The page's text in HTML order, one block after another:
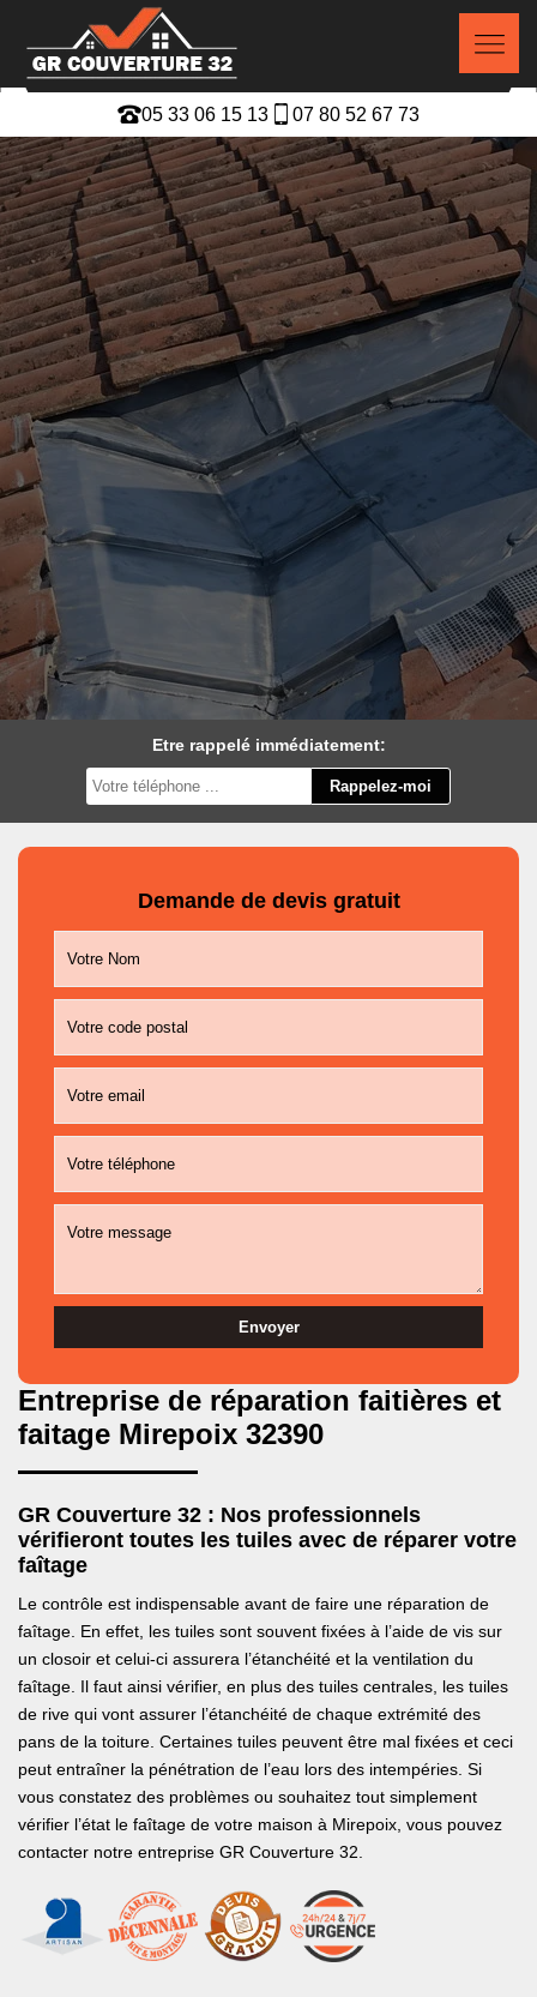
05 33 06 15 13 07 80 52 67 73
Etre rappelé immédiatement:
Entreprise de réparation faitières et
faitage Mirepoix 32390
GR Couverture 32 : Nos professionnels
vérifieront toutes les tuiles avec de réparer votre
faîtage
Le contrôle est indispensable avant de faire une réparation de
faîtage. En effet, les tuiles sont souvent fixées à l’aide de vis sur
un closoir et celui-ci assurera l’étanchéité et la ventilation du
faîtage. Il faut ainsi vérifier, en plus des tuiles centrales, les tuiles
de rive qui vont assurer l’étanchéité de chaque extrémité des
pans de la toiture. Certaines tuiles peuvent être mal fixées et ceci
peut entraîner la pénétration de l’eau lors des intempéries. Si
vous constatez des problèmes ou souhaitez tout simplement
vérifier l’état le faîtage de votre maison à Mirepoix, vous pouvez
contacter notre entreprise GR Couverture 32.
Demande de devis gratuit